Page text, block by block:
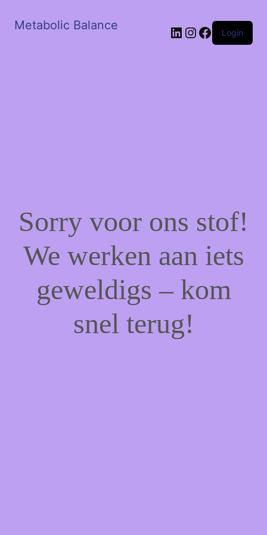
Metabolic Balance LinkedIn
Instagram
Facebook
Login
Sorry voor ons stof!
We werken aan iets
geweldigs – kom
snel terug!